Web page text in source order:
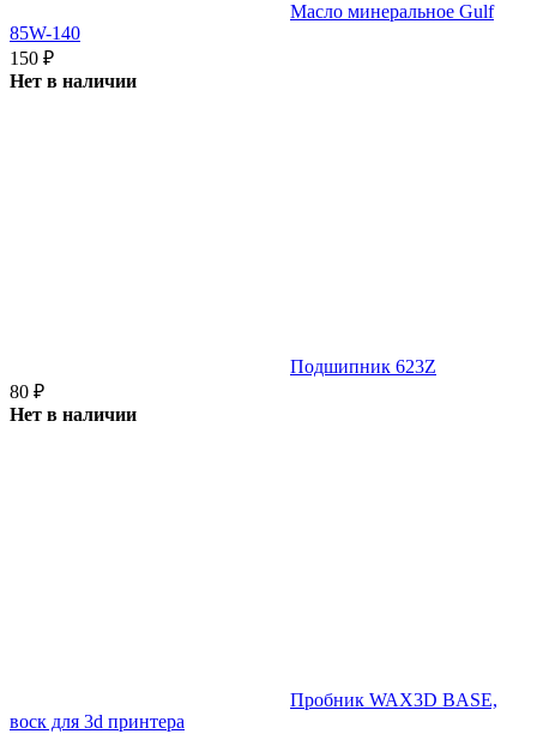
Масло минеральное Gulf
85W-140
150 ₽
Нет в наличии
Подшипник 623Z
80 ₽
Нет в наличии
Пробник WAX3D BASE,
воск для 3d принтера